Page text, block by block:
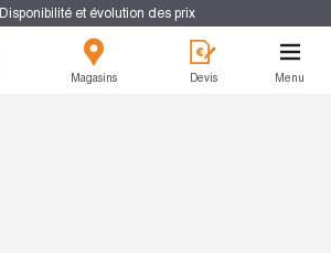
Disponibilité et évolution des prix
Magasins Devis Menu